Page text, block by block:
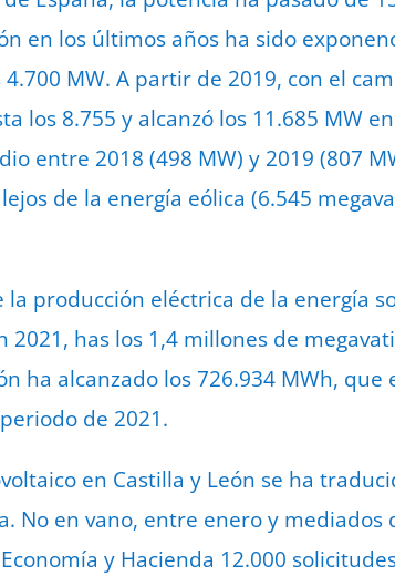
en los últimos años ha sido
MW. A partir de 2019, con el
los 8.755 y alcanzó los 11.685 MW
entre 2018 (498 MW) y 2019 (807
de la energía eólica (6.545
producción eléctrica de la energía
has los 1,4 millones de
ha alcanzado los 726.934 MWh, que
de 2021.
en Castilla y León se ha
No en vano, entre enero y mediados
y Hacienda 12.000